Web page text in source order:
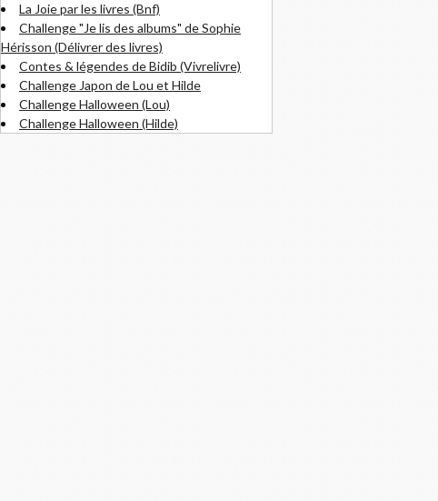
La Joie par les livres (Bnf)
Challenge "Je lis des albums" de Sophie
Hérisson (Délivrer des livres)
Contes & légendes de Bidib (Vivrelivre)
Challenge Japon de Lou et Hilde
Challenge Halloween (Lou)
Challenge Halloween (Hilde)